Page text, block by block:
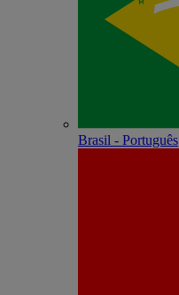
Brasil - Português